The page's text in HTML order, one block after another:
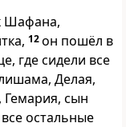
Шафана,
12он пошёл в
где сидели все
Делая,
сын
остальные